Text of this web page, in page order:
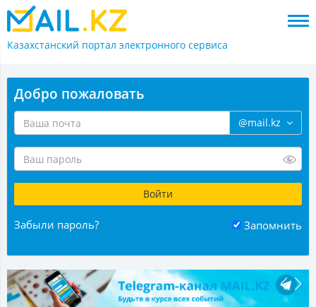
Казахстанский портал электронного сервиса
Добро пожаловать
@mail.kz
Забыли пароль? Запомнить